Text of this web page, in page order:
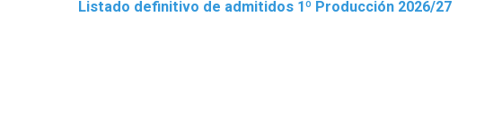
Listado definitivo de admitidos 1º Producción 2026/27